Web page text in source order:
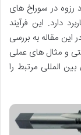
رزوه در سوراخ های
دارد. این فرآیند
این مقاله به بررسی
و مثال های عملی
المللی مرتبط را